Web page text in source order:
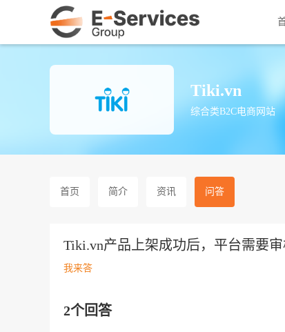
Tiki.vn
综合类B2C电商网站
首页 简介 资讯 问答
Tiki.vn产品上架成功后，平台需要审
我来答
2个回答